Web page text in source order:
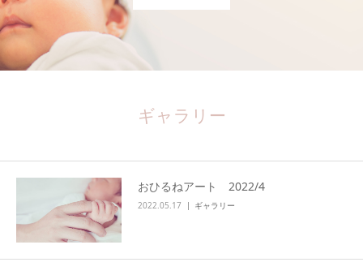
ギャラリー
おひるねアート 2022/4
2022.05.17 ギャラリー
無痛分娩
産後
アクセス